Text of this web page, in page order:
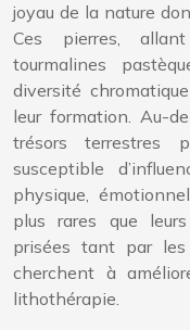
joyau de la nature
Ces pierres,
tourmalines
diversité
leur formation. Au-
trésors terrestres
susceptible
physique,
plus rares que
prisées tant par les
cherchent à
lithothérapie.